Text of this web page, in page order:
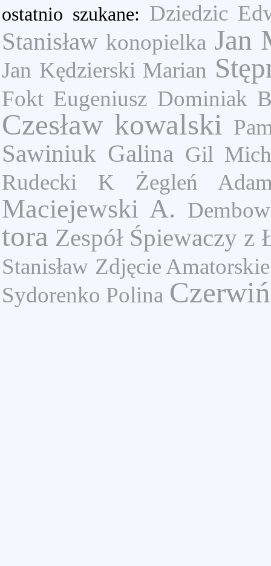
ostatnio szukane: Dziedzic
Stanisław konopielka Jan
Jan Kędzierski Marian
Fokt Eugeniusz Dominiak
Czesław kowalski
Sawiniuk Galina Gil
Rudecki K
Żegleń
Maciejewski A.
tora Zespół Śpiewaczy z
Stanisław Zdjęcie
Sydorenko Polina